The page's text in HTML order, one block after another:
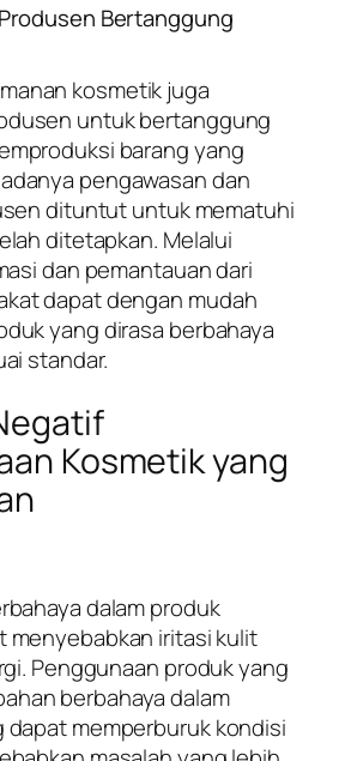
Bertanggung
kosmetik juga
untuk bertanggung
barang yang
pengawasan dan
dituntut untuk mematuhi
ditetapkan. Melalui
dan pemantauan dari
dapat dengan mudah
yang dirasa berbahaya
standar.
Kosmetik yang
dalam produk
menyebabkan iritasi kulit
Penggunaan produk yang
berbahaya dalam
dapat memperburuk kondisi